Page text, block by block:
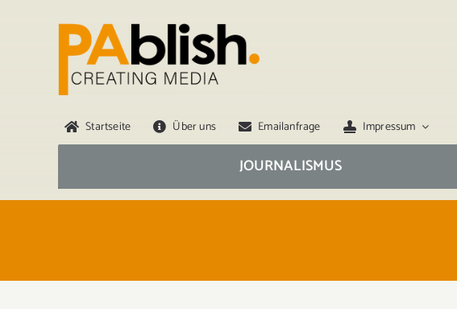
Startseite Über uns Emailanfrage Impressum
JOURNALISMUS